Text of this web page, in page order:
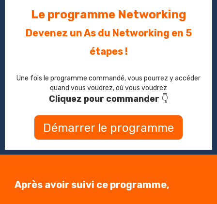
Le programme Networking
Devenez un As du Networking en 5
étapes !
Une fois le programme commandé, vous pourrez y accéder
quand vous voudrez, où vous voudrez
Cliquez pour commander 👇
Démarrer le programme
Après avoir suivi ce programme,